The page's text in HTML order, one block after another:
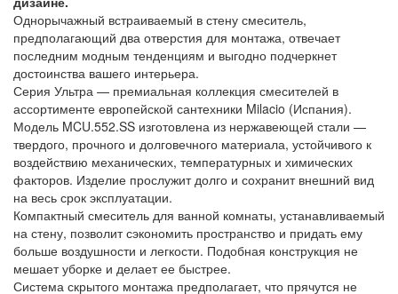
Однорычажный встраиваемый в стену смеситель,
предполагающий два отверстия для монтажа, отвечает
последним модным тенденциям и выгодно подчеркнет
достоинства вашего интерьера.
Серия Ультра — премиальная коллекция смесителей в
ассортименте европейской сантехники Milacio (Испания).
Модель MCU.552.SS изготовлена из нержавеющей стали —
твердого, прочного и долговечного материала, устойчивого к
воздействию механических, температурных и химических
факторов. Изделие прослужит долго и сохранит внешний вид
на весь срок эксплуатации.
Компактный смеситель для ванной комнаты, устанавливаемый
на стену, позволит сэкономить пространство и придать ему
больше воздушности и легкости. Подобная конструкция не
мешает уборке и делает ее быстрее.
Система скрытого монтажа предполагает, что прячутся не